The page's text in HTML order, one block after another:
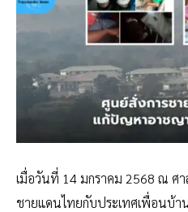
เมื่อวันที่ 14 มกราคม 2568 ณ ศา
ชายแดนไทยกับประเทศเพื่อนบ้า